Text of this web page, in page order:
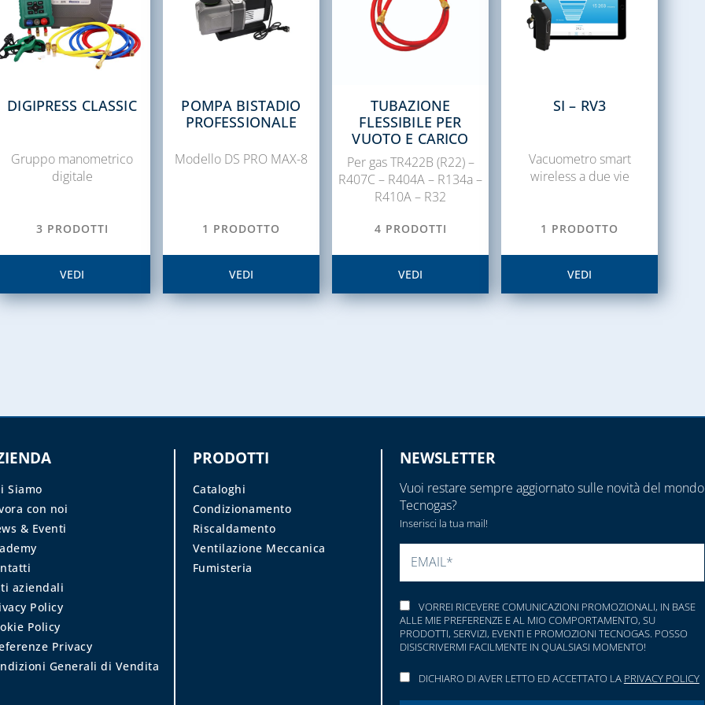
DIGIPRESS CLASSIC
Gruppo manometrico
digitale
3 PRODOTTI
VEDI
POMPA BISTADIO
PROFESSIONALE
Modello DS PRO MAX-8
1 PRODOTTO
VEDI
TUBAZIONE
FLESSIBILE PER
VUOTO E CARICO
Per gas TR422B (R22) –
R407C – R404A – R134a –
R410A – R32
4 PRODOTTI
VEDI
SI – RV3
Vacuometro smart
wireless a due vie
1 PRODOTTO
VEDI
Siamo
con noi
& Eventi
aziendali
Policy
Policy
Privacy
Generali di Vendita
PRODOTTI
Cataloghi
Condizionamento
Riscaldamento
Ventilazione Meccanica
Fumisteria
NEWSLETTER
Vuoi restare sempre aggiornato sulle novità del mondo
Tecnogas?
Inserisci la tua mail!
SI PREGA DI LASCIARE VUOTO QUESTO
VORREI RICEVERE COMUNICAZIONI PROMOZIONALI, IN BASE
ALLE MIE PREFERENZE E AL MIO COMPORTAMENTO, SU
PRODOTTI, SERVIZI, EVENTI E PROMOZIONI TECNOGAS. POSSO
DISISCRIVERMI FACILMENTE IN QUALSIASI MOMENTO!
DICHIARO DI AVER LETTO ED ACCETTATO LA PRIVACY POLICY